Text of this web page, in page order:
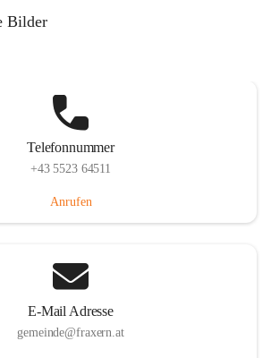
Bilder
Telefonnummer
+43 5523 64511
Anrufen
E-Mail Adresse
gemeinde@fraxern.at